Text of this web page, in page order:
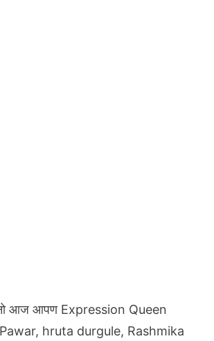
आज आपण Expression Queen
hruta durgule, Rashmika